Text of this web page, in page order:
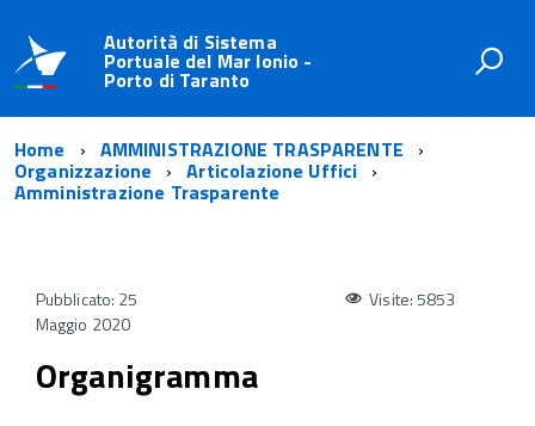
Autorità di Sistema
Portuale del Mar Ionio -
Porto di Taranto
Home AMMINISTRAZIONE TRASPARENTE
Organizzazione Articolazione Uffici
Amministrazione Trasparente
Pubblicato: 25
Maggio 2020
Visite: 5853
Organigramma